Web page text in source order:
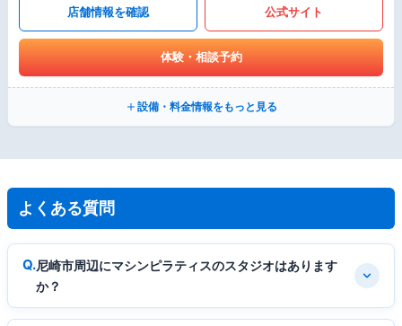
店舗情報を確認 公式サイト
体験・相談予約
設備・料金情報をもっと見る
よくある質問
尼崎市周辺にマシンピラティスのスタジオはあります
か？